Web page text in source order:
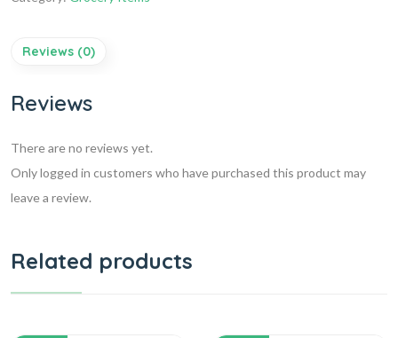
Reviews (0)
Reviews
There are no reviews yet.
Only logged in customers who have purchased this product may
leave a review.
Related products